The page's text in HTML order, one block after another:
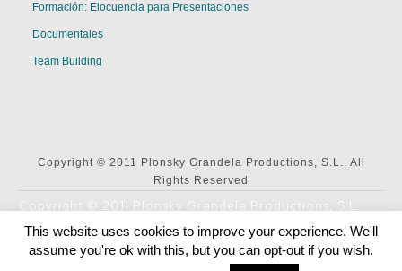
Formación: Elocuencia para Presentaciones
Documentales
Team Building
Copyright © 2011 Plonsky Grandela Productions, S.L.. All
Rights Reserved
Copyright © 2011 Plonsky Grandela Productions, S.L..
All Rights Reserved
This website uses cookies to improve your experience. We'll
assume you're ok with this, but you can opt-out if you wish.
Español